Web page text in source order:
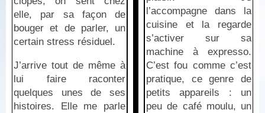
elle, par sa façon de
bouger et de parler, un
certain stress résiduel.
J’arrive tout de même à
lui faire raconter
quelques unes de ses
histoires. Elle me parle
l’accompagne dans la
cuisine et la regarde
s’activer sur sa
machine à expresso.
C’est fou comme c’est
pratique, ce genre de
petits appareils : un
peu de café moulu, un